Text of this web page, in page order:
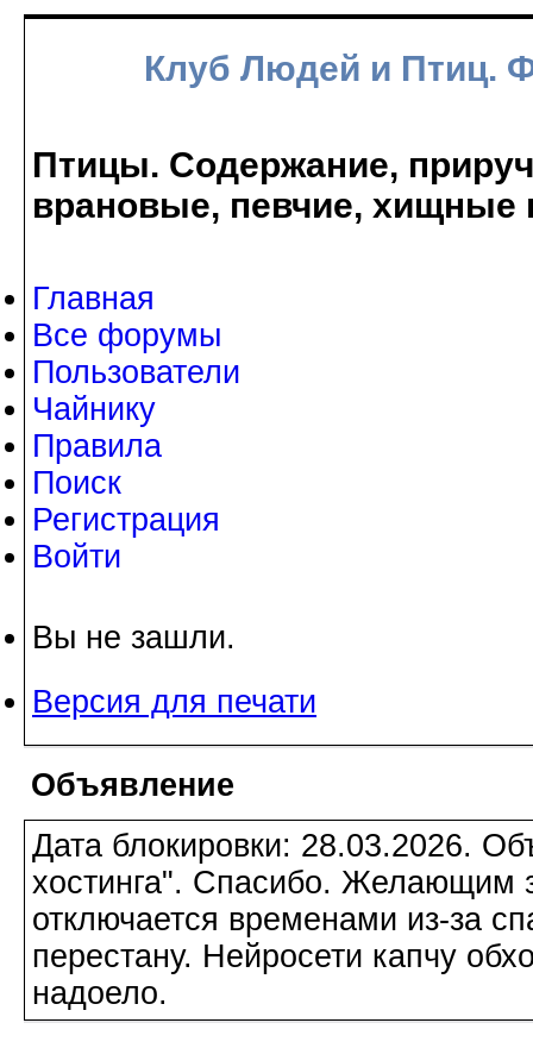
Клуб Людей и Птиц.
Птицы. Содержание,
врановые, певчие, хищные
Главная
Все форумы
Пользователи
Чайнику
Правила
Поиск
Регистрация
Войти
Вы не зашли.
Версия для печати
Объявление
Дата блокировки: 28.03.2026.
хостинга". Спасибо. Желающим
отключается временами из-за
перестану. Нейросети капчу
надоело.